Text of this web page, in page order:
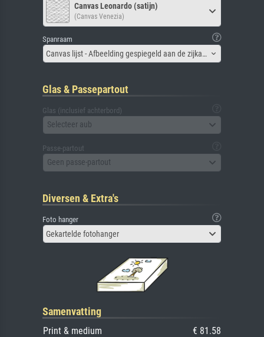
Canvas Leonardo (satijn)
(Canvas Venezia)
Spanraam
Canvas lijst - Afbeelding gespiegeld aan de zijkant
Glas & Passepartout
Glas (inclusief achterbord)
Selecteer aub
Passe-partout
Geen passe-partout
Diversen & Extra's
Foto hanger
Gekartelde fotohanger
Samenvatting
Print & medium
€ 81.58